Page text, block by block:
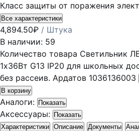
Класс защиты от поражения
Все характеристики
4,894.50₽ / Штука
В наличии: 59
Количество товара Светильник
1х36Вт G13 IP20 для школьных
без рассеив. Ардатов 1036136003
В корзину
Аналоги: Показать
Аксессуары: Показать
Характеристики Описание Документы